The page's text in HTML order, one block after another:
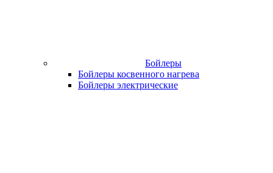
Бойлеры
Бойлеры косвенного нагрева
Бойлеры электрические